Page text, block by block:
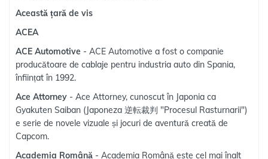
Această țară de vis
ACEA
ACE Automotive - ACE Automotive a fost o companie
producătoare de cablaje pentru industria auto din Spania,
înființat în 1992.
Ace Attorney - Ace Attorney, cunoscut în Japonia ca
Gyakuten Saiban (Japoneza 逆転裁判 "Procesul Rasturnarii")
e serie de novele vizuale și jocuri de aventură creată de
Capcom.
Academia Română - Academia Română este cel mai înalt